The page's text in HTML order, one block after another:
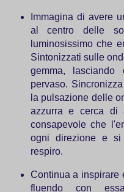
Immagina di avere
al centro delle
luminosissimo che
Sintonizzati sulle
gemma,
pervaso.
la pulsazione delle
azzurra e cerca di
consapevole che
ogni direzione e
respiro.
Continua a inspirare
fluendo con